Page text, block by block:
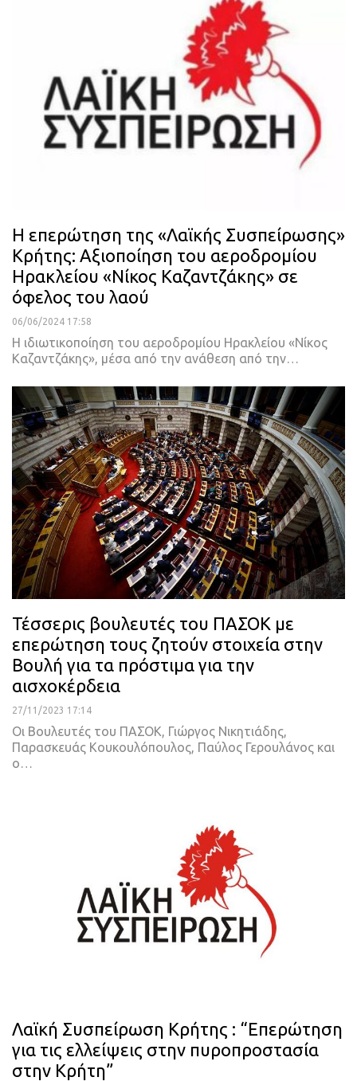
Η επερώτηση της «Λαϊκής Συσπείρωσης»
Κρήτης: Αξιοποίηση του αεροδρομίου
Ηρακλείου «Νίκος Καζαντζάκης» σε
όφελος του λαού
06/06/2024 17:58
H ιδιωτικοποίηση του αεροδρομίου Ηρακλείου «Νίκος
Καζαντζάκης», μέσα από την ανάθεση από την…
Τέσσερις βουλευτές του ΠΑΣΟΚ με
επερώτηση τους ζητούν στοιχεία στην
Βουλή για τα πρόστιμα για την
αισχοκέρδεια
27/11/2023 17:14
Οι Βουλευτές του ΠΑΣΟΚ, Γιώργος Νικητιάδης,
Παρασκευάς Κουκουλόπουλος, Παύλος Γερουλάνος και
ο…
Λαϊκή Συσπείρωση Κρήτης : “Επερώτηση
για τις ελλείψεις στην πυροπροστασία
στην Κρήτη”